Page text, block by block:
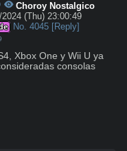
Choroy Nostalgico
(Thu) 23:00:49
No. 4045 [Reply]
Xbox One y Wii U ya
consolas